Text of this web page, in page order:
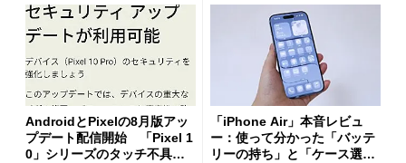
AndroidとPixelの8月版アッ
プデート配信開始 「Pixel 1
0」シリーズのタッチ不具合
「iPhone Air」本音レビュ
ー：使って分かった「バッテ
リーの持ち」と「ケース選